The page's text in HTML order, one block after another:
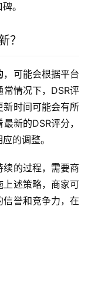
。
？
，可能会根据平台
情况下，DSR评
新时间可能会有所
新的DSR评分，
的调整。
续的过程，需要商
上述策略，商家可
誉和竞争力，在